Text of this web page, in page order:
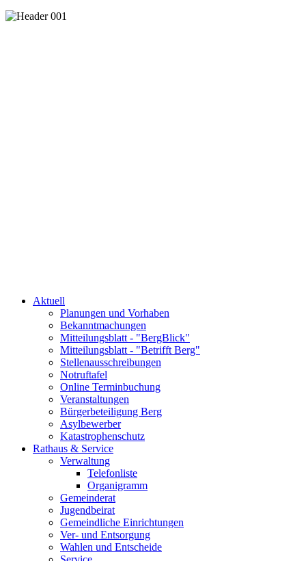
Aktuell
Planungen und Vorhaben
Bekanntmachungen
Mitteilungsblatt - "BergBlick"
Mitteilungsblatt - "Betrifft Berg"
Stellenausschreibungen
Notruftafel
Online Terminbuchung
Veranstaltungen
Bürgerbeteiligung Berg
Asylbewerber
Katastrophenschutz
Rathaus & Service
Verwaltung
Telefonliste
Organigramm
Gemeinderat
Jugendbeirat
Gemeindliche Einrichtungen
Ver- und Entsorgung
Wahlen und Entscheide